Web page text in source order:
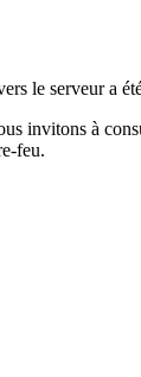
le serveur a
invitons à
feu.